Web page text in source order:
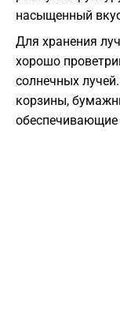
насыщенный
Для хранения
хорошо
солнечных
корзины,